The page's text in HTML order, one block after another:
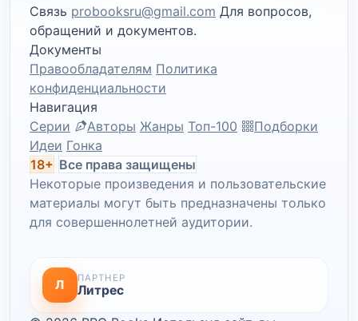
Связь probooksru@gmail.com Для вопросов,
обращений и документов.
Документы
Правообладателям Политика
конфиденциальности
Навигация
Серии
Авторы Жанры Топ-100
Подборки
Идеи Гонка
18+ Все права защищены
Некоторые произведения и пользовательские
материалы могут быть предназначены только
для совершеннолетней аудитории.
Л ПАРТНЕР
Литрес